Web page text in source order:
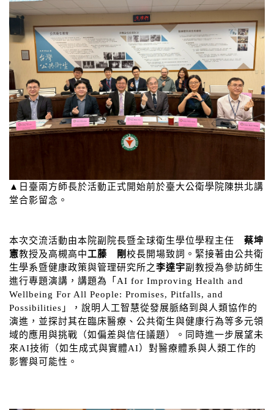
▲日臺兩方師長於活動正式開始前於臺大公衛學院陳拱北講
堂合影留念。
本次交流活動由本院副院長暨全球衛生學位學程主任 蔡坤
憲教授及高槻高中工藤 剛校長開場致詞。緊接著由公共衛
生學系暨健康政策與管理研究所之李達宇副教授為參訪師生
進行專題演講，講題為「AI for Improving Health and
Wellbeing For All People: Promises, Pitfalls, and
Possibilities」，說明人工智慧從發展脈絡到與人類協作的
演進，並探討其在臨床醫療、公共衛生與健康行為等多元領
域的應用與挑戰（如偏差與信任議題）。同時進一步展望未
來AI技術（如生成式與實體AI）對醫療體系與人類工作的
影響與可能性。